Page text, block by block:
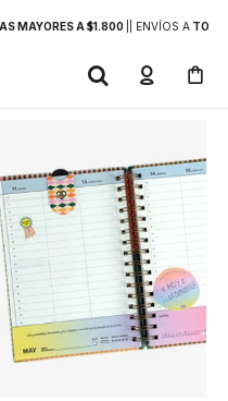
MAYORES A $1.800 | ENVÍOS ATODO